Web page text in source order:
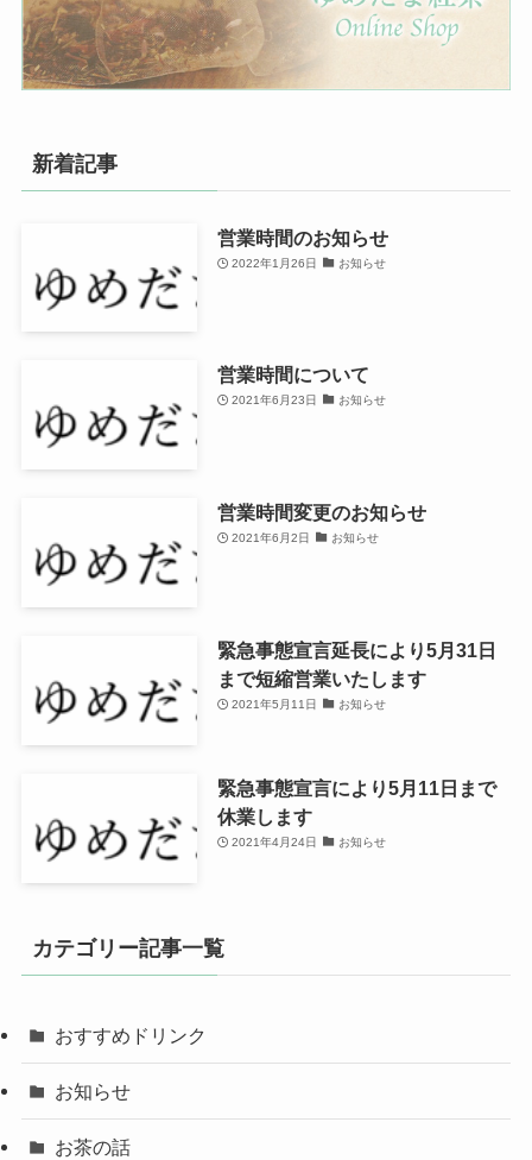
新着記事
営業時間のお知らせ
2022年1月26日 お知らせ
営業時間について
2021年6月23日 お知らせ
営業時間変更のお知らせ
2021年6月2日 お知らせ
緊急事態宣言延長により5月31日
まで短縮営業いたします
2021年5月11日 お知らせ
緊急事態宣言により5月11日まで
休業します
2021年4月24日 お知らせ
カテゴリー記事一覧
おすすめドリンク
お知らせ
お茶の話